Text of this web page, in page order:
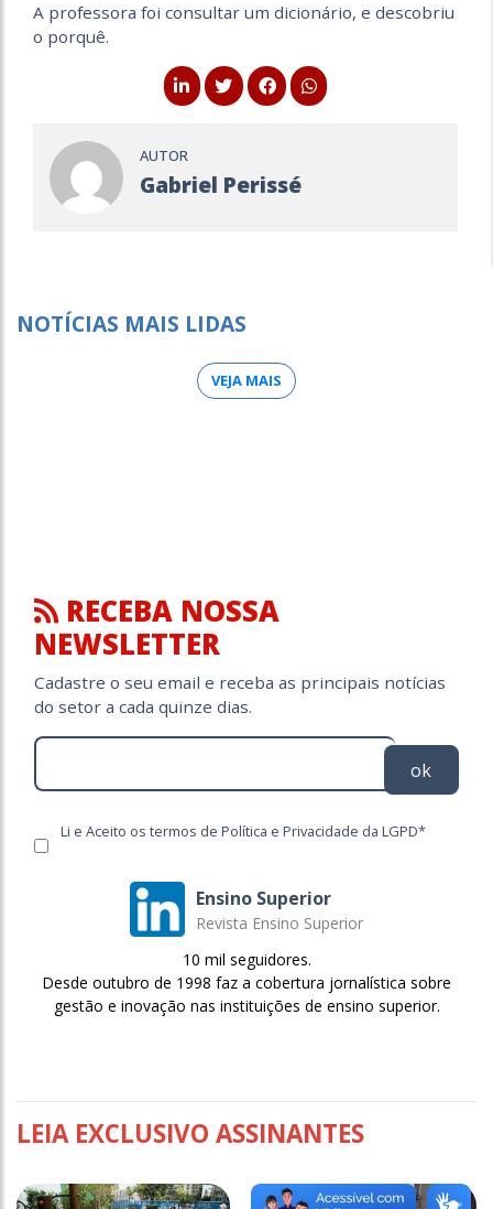
A professora foi consultar um dicionário, e descobriu
o porquê.
AUTOR
Gabriel Perissé
NOTÍCIAS MAIS LIDAS
VEJA MAIS
RECEBA NOSSA
NEWSLETTER
Cadastre o seu email e receba as principais notícias
do setor a cada quinze dias.
ok
Li e Aceito os termos de Política e Privacidade da LGPD*
Ensino Superior
Revista Ensino Superior
10 mil seguidores.
Desde outubro de 1998 faz a cobertura jornalística sobre
gestão e inovação nas instituições de ensino superior.
LEIA EXCLUSIVO ASSINANTES